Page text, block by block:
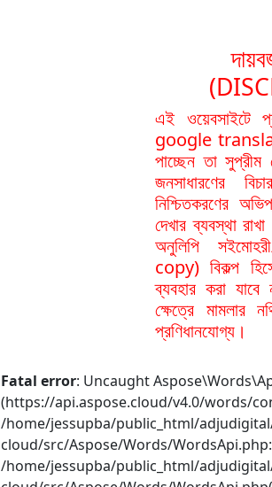
এই ওয়েবসাইটে
google
পাচ্ছেন তা
জনসাধারণের
নিশ্চিতকরণের
দেখার ব্যবস্থা
অনুলিপি
copy) বিকল্প
ব্যবহার করা
ক্ষেত্রে মামলার
প্রণিধানযোগ্য।
Fatal error: Uncaught
(https://api.aspose.cloud/v4.0/words/
/home/jessupba/public_html/
cloud/src/Aspose/Words/
/home/jessupba/public_html/